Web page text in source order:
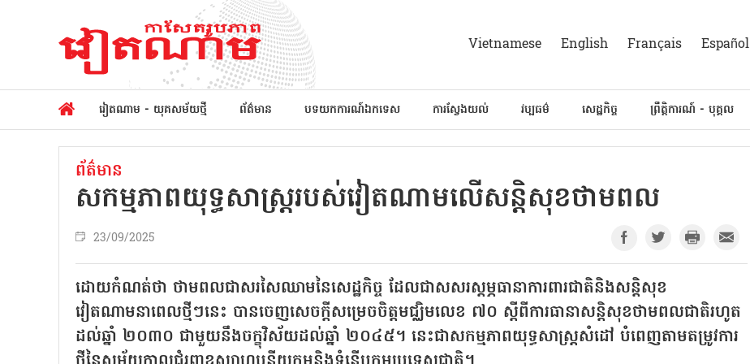
Vietnamese English Français Español
វៀតណាម - យុគសម័យថ្មី ព័ត៌មាន បទយកការណ៍ឯកទេស ការស្វែងយល់ វប្បធម៌ សេដ្ឋកិច្ច ព្រឹត្តិការណ៍ - បុគ្គល
ព័ត៌មាន
សកម្មភាពយុទ្ធសាស្ត្ររបស់វៀតណាមលើសន្តិសុខថាមពល
23/09/2025
ដោយកំណត់ថា ថាមពលជាសរសៃឈាមនៃសេដ្ឋកិច្ច ដែលជាសសរស្តម្ភធានាការពារជាតិនិងសន្តិសុខ
វៀតណាមនាពេលថ្មីៗនេះ បានចេញសេចក្តីសម្រេចចិត្តមជ្ឈិមលេខ ៧០ ស្តីពីការធានាសន្តិសុខថាមពលជាតិរហូត
ដល់ឆ្នាំ ២០៣០ ជាមួយនឹងចក្ខុវិស័យដល់ឆ្នាំ ២០៤៥។ នេះជាសកម្មភាពយុទ្ធសាស្ត្រសំដៅ បំពេញតាមតម្រូវការ